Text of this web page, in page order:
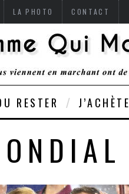
LA PHOTO CONTACT
RESTER J’ACHÈTE